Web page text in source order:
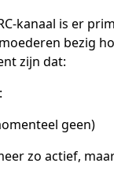
kanaal is er
bezig
zijn dat:
geen)
zo actief,